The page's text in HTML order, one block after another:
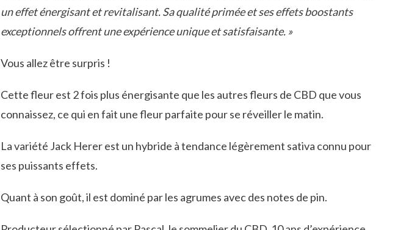
un effet énergisant et revitalisant. Sa qualité primée et ses effets boostants
exceptionnels offrent une expérience unique et satisfaisante. »
Vous allez être surpris !
Cette fleur est 2 fois plus énergisante que les autres fleurs de CBD que vous
connaissez, ce qui en fait une fleur parfaite pour se réveiller le matin.
La variété Jack Herer est un hybride à tendance légèrement sativa connu pour
ses puissants effets.
Quant à son goût, il est dominé par les agrumes avec des notes de pin.